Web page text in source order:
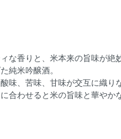
な香りと、米本来の旨味が絶
純米吟醸酒。
味、苦味、甘味が交互に織り
合わせると米の旨味と華やか